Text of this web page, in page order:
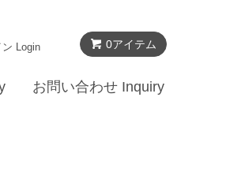
0アイテム
ン Login
お問い合わせ Inquiry